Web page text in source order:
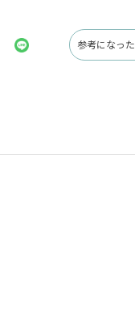
参考になった